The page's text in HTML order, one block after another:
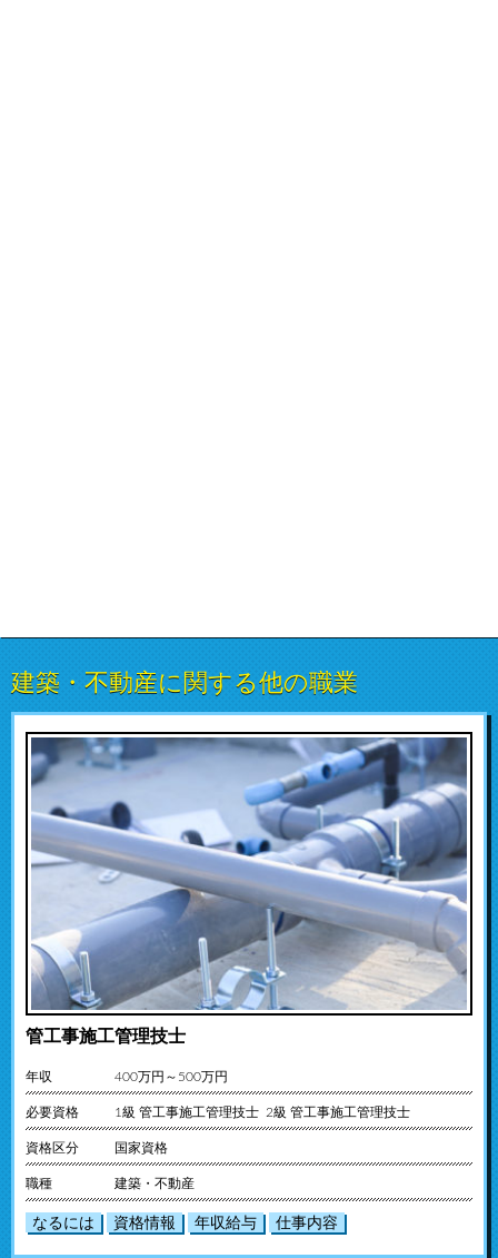
建築・不動産に関する他の職業
管工事施工管理技士
年収 400万円～500万円
必要資格 1級 管工事施工管理技士 2級 管工事施工管理技士
資格区分 国家資格
職種 建築・不動産
なるには 資格情報 年収給与 仕事内容